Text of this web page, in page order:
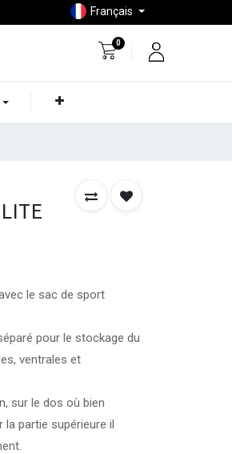
Français
0
le sac de sport
pour le stockage du
ventrales et
sur le dos où bien
partie supérieure il